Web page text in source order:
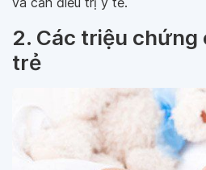
2. Các triệu chứng
trẻ